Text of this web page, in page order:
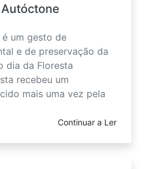
um gesto de
e de preservação da
dia da Floresta
recebeu um
mais uma vez pela
Continuar a Ler